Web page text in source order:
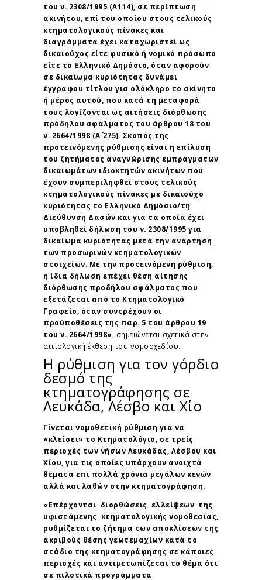
του ν. 2308/1995 (Α΄114), σε περίπτωση
ακινήτου, επί του οποίου στους τελικούς
κτηματολογικούς πίνακες και
διαγράμματα έχει καταχωριστεί ως
δικαιούχος είτε φυσικό ή νομικό πρόσωπο
είτε το Ελληνικό Δημόσιο, όταν αφορούν
σε δικαίωμα κυριότητας δυνάμει
έγγραφου τίτλου για ολόκληρο το ακίνητο
ή μέρος αυτού, που κατά τη μεταφορά
τους λογίζονται ως αιτήσεις διόρθωσης
πρόδηλου σφάλματος του άρθρου 18 του
ν. 2664/1998 (Α΄ 275). Σκοπός της
προτεινόμενης ρύθμισης είναι η επίλυση
του ζητήματος αναγνώρισης εμπράγματων
δικαιωμάτων ιδιοκτητών ακινήτων που
έχουν συμπεριληφθεί στους τελικούς
κτηματολογικούς πίνακες με δικαιούχο
κυριότητας το Ελληνικό Δημόσιο/τη
Διεύθυνση Δασών και για τα οποία έχει
υποβληθεί δήλωση του ν. 2308/1995 για
δικαίωμα κυριότητας μετά την ανάρτηση
των προσωρινών κτηματολογικών
στοιχείων. Με την προτεινόμενη ρύθμιση,
η ίδια δήλωση επέχει θέση αίτησης
διόρθωσης προδήλου σφάλματος που
εξετάζεται από το Κτηματολογικό
Γραφείο, όταν συντρέχουν οι
προϋποθέσεις της παρ. 5 του άρθρου 19
του ν. 2664/1998» , σημειώνεται σχετικά στην
αιτιολογική έκθεση του νομοσχεδίου.
Η ρύθμιση για τον γόρδιο
δεσμό της
κτηματογράφησης σε
Λευκάδα, Λέσβο και Χίο
Γίνεται νομοθετική ρύθμιση για να
«κλείσει» το Κτηματολόγιο, σε τρείς
περιοχές των νήσων Λευκάδας, Λέσβου και
Χίου, για τις οποίες υπάρχουν ανοιχτά
θέματα επι πολλά χρόνια μεγάλων κενών
αλλά και λαθών στην κτηματογράφηση.
«Επέρχονται διορθώσεις ελλείψεων της
υφιστάμενης κτηματολογικής νομοθεσίας,
ρυθμίζεται το ζήτημα των αποκλίσεων της
ακριβούς θέσης γεωτεμαχίων κατά το
στάδιο της κτηματογράφησης σε κάποιες
περιοχές και αντιμετωπίζεται το θέμα ότι
σε πιλοτικά προγράμματα